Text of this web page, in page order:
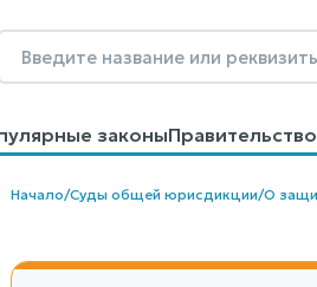
законыПравительство
Образцы договоров
Начало/Суды общей юрисдикции/О